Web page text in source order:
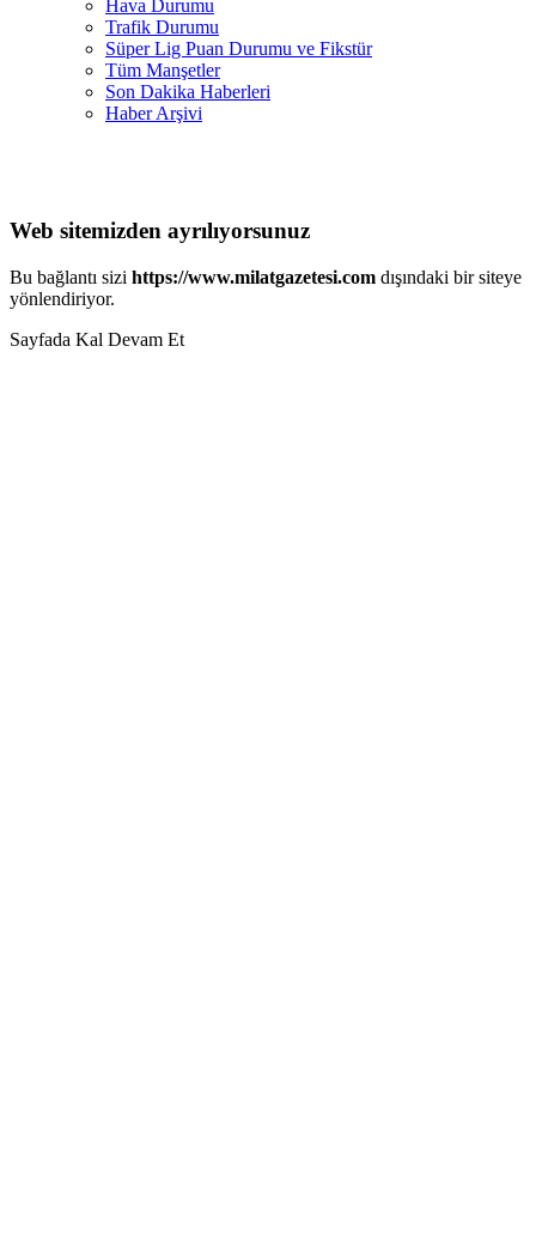
Hava Durumu
Trafik Durumu
Süper Lig Puan Durumu ve Fikstür
Tüm Manşetler
Son Dakika Haberleri
Haber Arşivi
Web sitemizden ayrılıyorsunuz
Bu bağlantı sizi https://www.milatgazetesi.com dışındaki bir siteye
yönlendiriyor.
Sayfada Kal Devam Et